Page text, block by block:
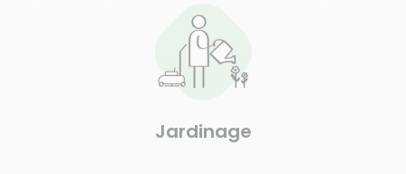
Jardinage